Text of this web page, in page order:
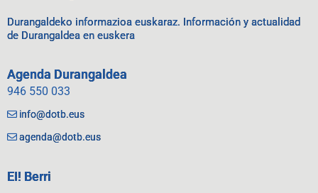
Durangaldeko informazioa euskaraz. Información y actualidad
de Durangaldea en euskera
Agenda Durangaldea
946 550 033
info@dotb.eus
agenda@dotb.eus
EI! Berri